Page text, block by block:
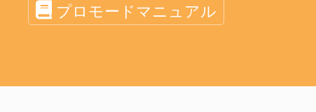
プロモードマニュアル